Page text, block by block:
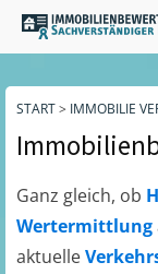
START> IMMOBILIE
Ganz gleich, ob
Wertermittlung
aktuelle